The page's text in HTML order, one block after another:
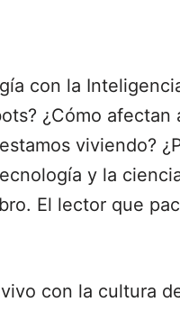
con la
¿Cómo afectan
viviendo?
y la
El lector que
con la cultura